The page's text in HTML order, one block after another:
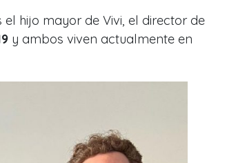
el hijo mayor de Vivi, el director de
y ambos viven actualmente en